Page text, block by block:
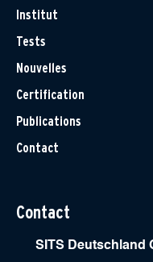
Institut
Tests
Nouvelles
Certification
Publications
Contact
Contact
SITS Deutschland